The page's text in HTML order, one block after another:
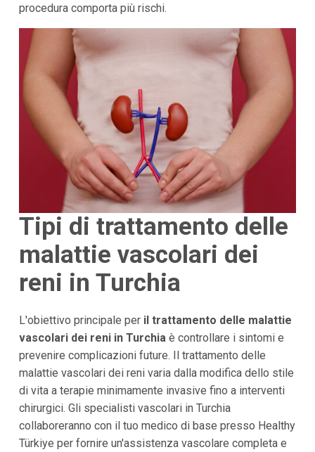
procedura comporta più rischi.
Tipi di trattamento delle
malattie vascolari dei
reni in Turchia
L'obiettivo principale per il trattamento delle malattie
vascolari dei reni in Turchiaè controllare i sintomi e
prevenire complicazioni future. Il trattamento delle
malattie vascolari dei reni varia dalla modifica dello stile
di vita a terapie minimamente invasive fino a interventi
chirurgici. Gli specialisti vascolari in Turchia
collaboreranno con il tuo medico di base presso Healthy
Türkiye per fornire un'assistenza vascolare completa e